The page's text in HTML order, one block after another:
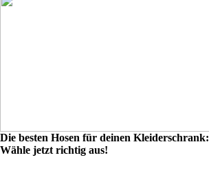
Die besten Hosen für deinen Kleiderschrank:
Wähle jetzt richtig aus!